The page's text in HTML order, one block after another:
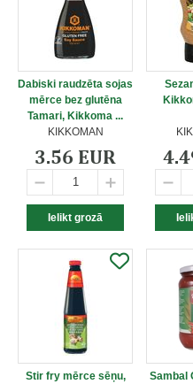
Dabiski raudzēta sojas
mērce bez glutēna
Tamari, Kikkoma ...
KIKKOMAN
3.56 EUR
Stir fry mērce sēņu,
Sambal